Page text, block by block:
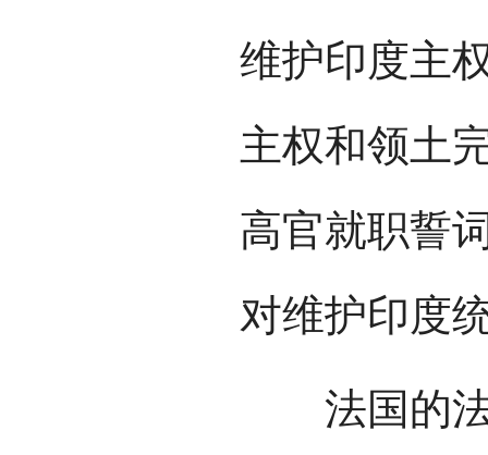
维护印度主
主权和领土
高官就职誓
对维护印度
法国的法